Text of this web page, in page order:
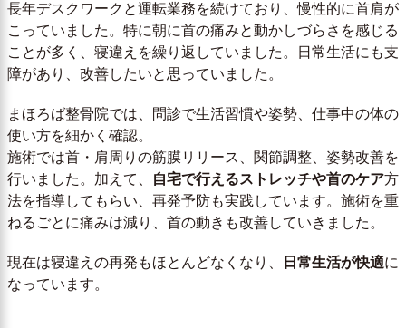
長年デスクワークと運転業務を続けており、慢性的に首肩が
こっていました。特に朝に首の痛みと動かしづらさを感じる
ことが多く、寝違えを繰り返していました。日常生活にも支
障があり、改善したいと思っていました。
まほろば整骨院では、問診で生活習慣や姿勢、仕事中の体の
使い方を細かく確認。
施術では首・肩周りの筋膜リリース、関節調整、姿勢改善を
行いました。加えて、
自宅で行えるストレッチや首のケア方
法を指導してもらい、再発予防も実践しています。施術を重
ねるごとに痛みは減り、首の動きも改善していきました。
現在は寝違えの再発もほとんどなくなり、 日常生活が快適に
なっています。